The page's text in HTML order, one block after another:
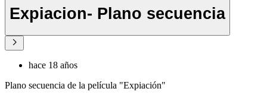
Expiacion- Plano secuencia
hace 18 años
Plano secuencia de la película "Expiación"